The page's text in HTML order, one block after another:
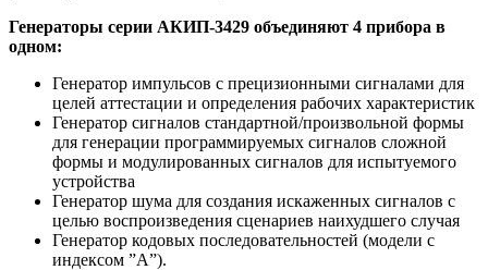
Генераторы серии АКИП-3429 объединяют 4 прибора в
одном:
Генератор импульсов с прецизионными сигналами для
целей аттестации и определения рабочих характеристик
Генератор сигналов стандартной/произвольной формы
для генерации программируемых сигналов сложной
формы и модулированных сигналов для испытуемого
устройства
Генератор шума для создания искаженных сигналов с
целью воспроизведения сценариев наихудшего случая
Генератор кодовых последовательностей (модели с
индексом ”А”).